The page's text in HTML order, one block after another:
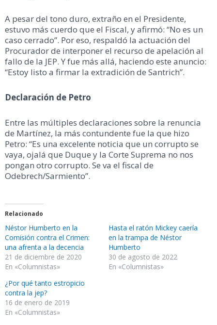
A pesar del tono duro, extraño en el Presidente,
estuvo más cuerdo que el Fiscal, y afirmó: “No es un
caso cerrado”. Por eso, respaldó la actuación del
Procurador de interponer el recurso de apelación al
fallo de la JEP. Y fue más allá, haciendo este anuncio:
“Estoy listo a firmar la extradición de Santrich”.
Declaración de Petro
Entre las múltiples declaraciones sobre la renuncia
de Martínez, la más contundente fue la que hizo
Petro: “Es una excelente noticia que un corrupto se
vaya, ojalá que Duque y la Corte Suprema no nos
pongan otro corrupto. Se va el fiscal de
Odebrech/Sarmiento”.
Relacionado
Néstor Humberto en la
Comisión contra el Crimen:
una afrenta a la decencia
21 de diciembre de 2020
En «Columnistas»
Hasta el ratón Mickey caería
en la trampa de Néstor
Humberto
30 de agosto de 2022
En «Columnistas»
¿Por qué tanto estropicio
contra la jep?
16 de enero de 2019
En «Columnistas»